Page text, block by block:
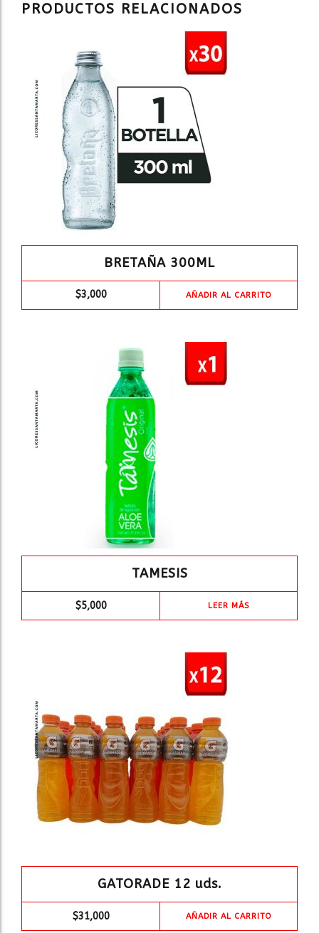
PRODUCTOS RELACIONADOS
BRETAÑA 300ML
$3,000 AÑADIR AL CARRITO
TAMESIS
$5,000 LEER MÁS
GATORADE 12 uds.
$31,000 AÑADIR AL CARRITO